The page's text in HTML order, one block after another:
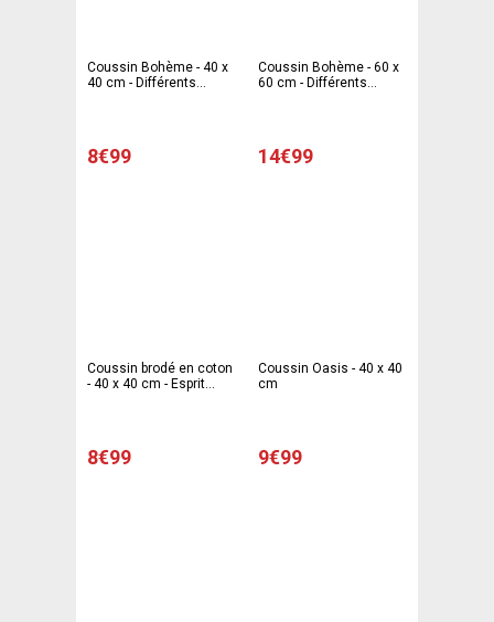
Coussin Bohème - 40 x
40 cm - Différents
8€99
Coussin Bohème - 60 x
60 cm - Différents
14€99
Coussin brodé en coton
- 40 x 40 cm - Esprit
8€99
Coussin Oasis - 40 x 40
cm
9€99